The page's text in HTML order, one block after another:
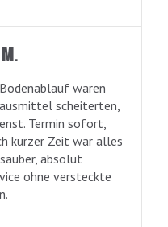
waren
scheiterten,
Termin sofort,
kurzer Zeit war alles
absolut
ohne versteckte